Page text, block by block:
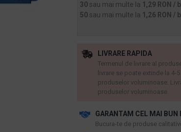
30 sau mai multe la 1,29 RON /
50 sau mai multe la 1,26 RON /
GARANTAM CEL MAI
​Bucura-te de produse
LIVRARE RAPIDA
Termenul de livrare al
livrare se poate extinde la
produselor voluminoase.
produselor voluminoase.